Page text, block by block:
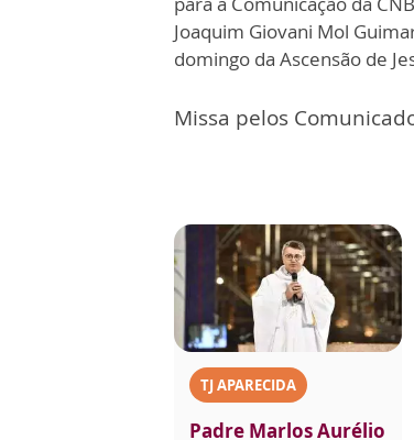
Joaquim Giovani Mol
domingo da Ascensão de
Missa pelos
TJ APARECIDA
Padre Marlos Aurélio